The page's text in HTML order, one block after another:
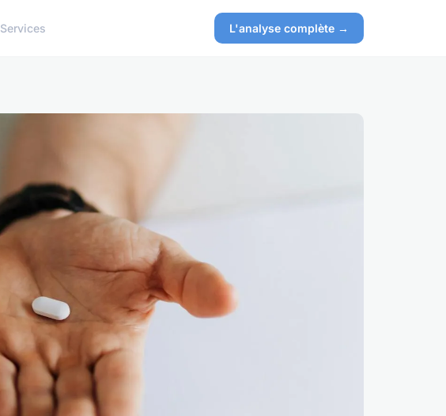
Services L'analyse complète →